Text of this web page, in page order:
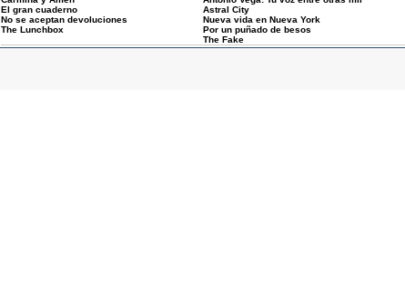
El gran cuaderno
No se aceptan devoluciones
The Lunchbox
Astral City
Nueva vida en Nueva York
Por un puñado de besos
The Fake